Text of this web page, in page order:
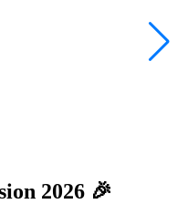
2026 🎉